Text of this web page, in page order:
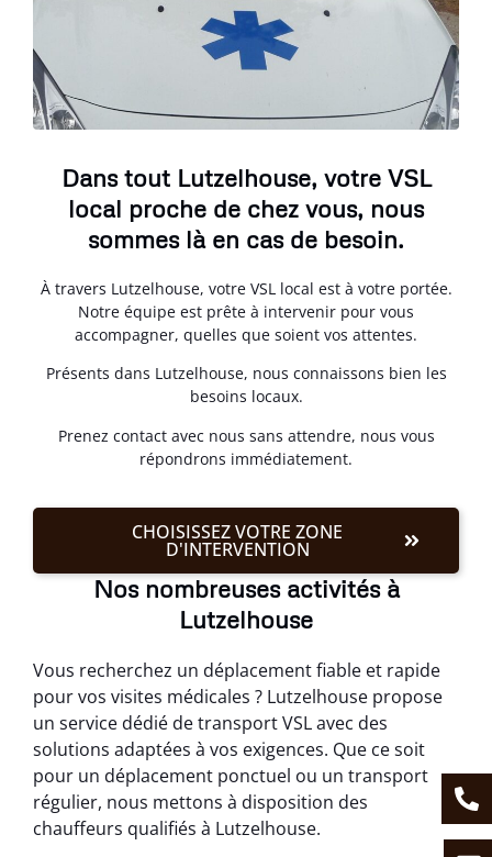
Dans tout Lutzelhouse, votre VSL
local proche de chez vous, nous
sommes là en cas de besoin.
À travers Lutzelhouse, votre VSL local est à votre portée.
Notre équipe est prête à intervenir pour vous
accompagner, quelles que soient vos attentes.
Présents dans Lutzelhouse, nous connaissons bien les
besoins locaux.
Prenez contact avec nous sans attendre, nous vous
répondrons immédiatement.
CHOISISSEZ VOTRE ZONE
D'INTERVENTION
Nos nombreuses activités à
Lutzelhouse
Vous recherchez un déplacement fiable et rapide
pour vos visites médicales ? Lutzelhouse propose
un service dédié de transport VSL avec des
solutions adaptées à vos exigences. Que ce soit
pour un déplacement ponctuel ou un transport
régulier, nous mettons à disposition des
chauffeurs qualifiés à Lutzelhouse.